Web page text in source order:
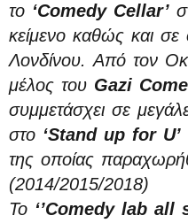
το ‘Comedy Cellar’
κείμενο καθώς και
Λονδίνου. Από τον
μέλος του Gazi
συμμετάσχει σε
στο ‘Stand up for U’
της οποίας
(2014/2015/2018)
Το ‘’Comedy lab all